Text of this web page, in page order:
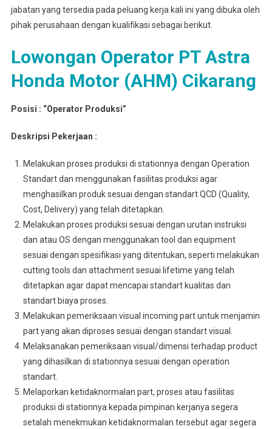
jabatan yang tersedia pada peluang kerja kali ini yang dibuka oleh
pihak perusahaan dengan kualifikasi sebagai berikut.
Lowongan Operator PT Astra
Honda Motor (AHM) Cikarang
Posisi : “Operator Produksi”
Deskripsi Pekerjaan :
Melakukan proses produksi di stationnya dengan Operation
Standart dan menggunakan fasilitas produksi agar
menghasilkan produk sesuai dengan standart QCD (Quality,
Cost, Delivery) yang telah ditetapkan.
Melakukan proses produksi sesuai dengan urutan instruksi
dan atau OS dengan menggunakan tool dan equipment
sesuai dengan spesifikasi yang ditentukan, seperti melakukan
cutting tools dan attachment sesuai lifetime yang telah
ditetapkan agar dapat mencapai standart kualitas dan
standart biaya proses.
Melakukan pemeriksaan visual incoming part untuk menjamin
part yang akan diproses sesuai dengan standart visual.
Melaksanakan pemeriksaan visual/dimensi terhadap product
yang dihasilkan di stationnya sesuai dengan operation
standart.
Melaporkan ketidaknormalan part, proses atau fasilitas
produksi di stationnya kepada pimpinan kerjanya segera
setalah menekmukan ketidaknormalan tersebut agar segera